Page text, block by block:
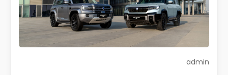
admin